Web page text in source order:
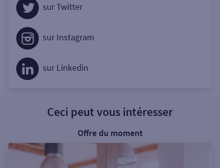
sur Twitter
sur Instagram
sur Linkedin
Ceci peut vous intéresser
Offre du moment